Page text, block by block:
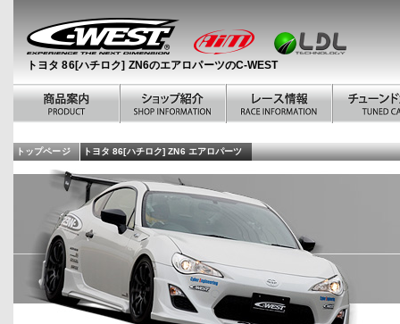
トヨタ 86[ハチロク] ZN6のエアロパーツのC-WEST
トップページ トヨタ 86[ハチロク] ZN6 エアロパーツ